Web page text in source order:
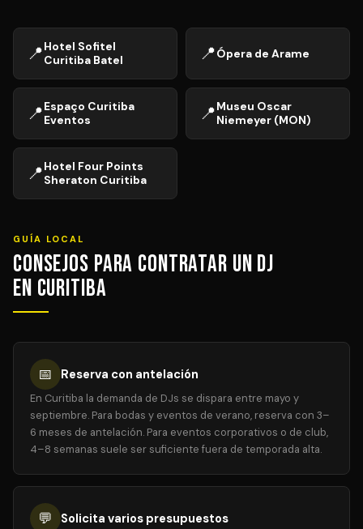
📍Hotel Sofitel
Curitiba Batel
📍Ópera de Arame
📍Espaço Curitiba
Eventos
📍Museu Oscar
Niemeyer (MON)
📍Hotel Four Points
Sheraton Curitiba
GUÍA LOCAL
Consejos para Contratar un DJ
en Curitiba
📅 Reserva con antelación
En Curitiba la demanda de DJs se dispara entre mayo y
septiembre. Para bodas y eventos de verano, reserva con 3–
6 meses de antelación. Para eventos corporativos o de club,
4–8 semanas suele ser suficiente fuera de temporada alta.
💬 Solicita varios presupuestos